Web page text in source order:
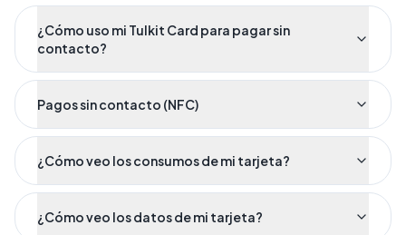
¿Cómo uso mi Tulkit Card para pagar sin
contacto?
Pagos sin contacto (NFC)
¿Cómo veo los consumos de mi tarjeta?
¿Cómo veo los datos de mi tarjeta?